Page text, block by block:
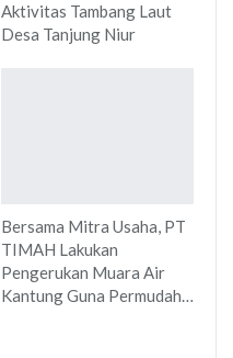
Aktivitas Tambang Laut
Desa Tanjung Niur
Bersama Mitra Usaha, PT
TIMAH Lakukan
Pengerukan Muara Air
Kantung Guna Permudah…